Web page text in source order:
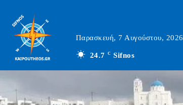
Παρασκευή, 7 Αυγούστου, 2026
24.7 C Sifnos